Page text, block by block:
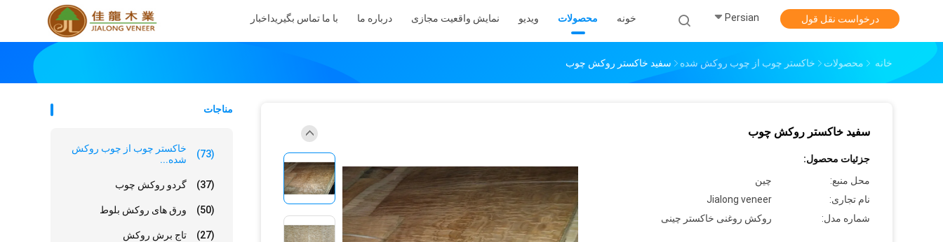
خونه محصولات ویدیو نمایش واقعیت مجازی درباره ما با ما تماس بگیریداخبار Persian درخواست نقل قول
خانه محصولات خاکستر چوب از چوب روکش شده سفید خاکستر روکش چوب
مناجات
خاکستر چوب از چوب روکش
شده...
(73)
گردو روکش چوب (37)
ورق های روکش بلوط (50)
تاج برش روکش (27)
سفید خاکستر روکش چوب
جزئیات محصول:
محل منبع:
چین
نام تجاری:
Jialong veneer
شماره مدل:
روکش روغنی خاکستر چینی